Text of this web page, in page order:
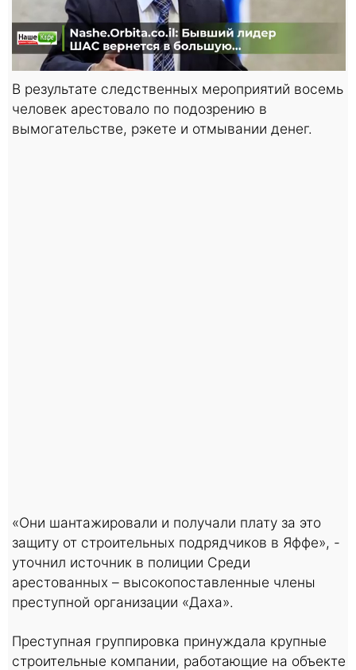
В результате следственных мероприятий восемь
человек арестовало по подозрению в
вымогательстве, рэкете и отмывании денег.
«Они шантажировали и получали плату за это
защиту от строительных подрядчиков в Яффе», -
уточнил источник в полиции Среди
арестованных – высокопоставленные члены
преступной организации «Даха».
Преступная группировка принуждала крупные
строительные компании, работающие на объекте